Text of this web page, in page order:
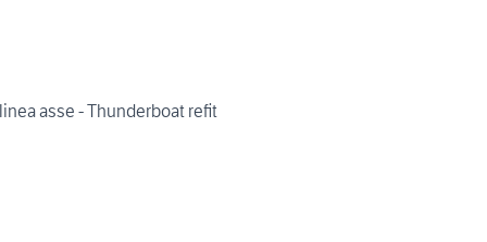
asse - Thunderboat refit